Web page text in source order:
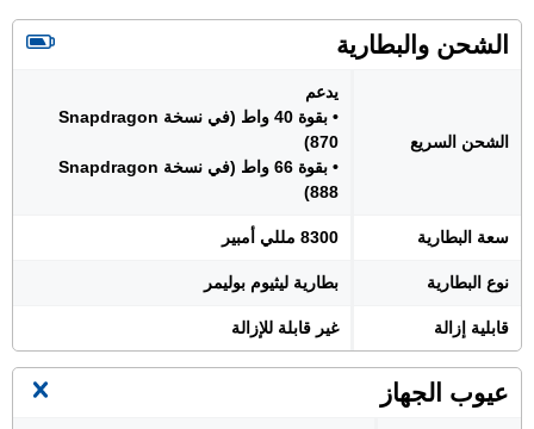
الشحن والبطارية
الشحن السريع
يدعم
• بقوة 40 واط (في نسخة Snapdragon
870)
• بقوة 66 واط (في نسخة Snapdragon
888)
سعة البطارية 8300 مللي أمبير
نوع البطارية بطارية ليثيوم بوليمر
قابلية إزالة غير قابلة للإزالة
عيوب الجهاز